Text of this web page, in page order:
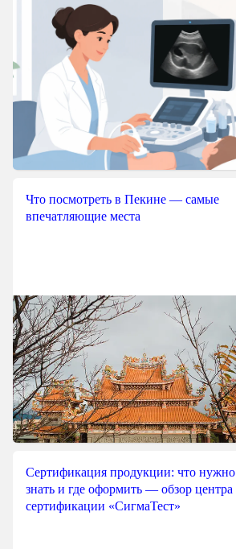
Что посмотреть в Пекине — самые
впечатляющие места
Сертификация продукции: что нужно
знать и где оформить — обзор центра
сертификации «СигмаТест»